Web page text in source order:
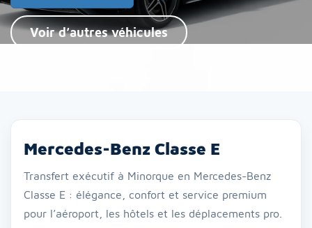
Voir d’autres véhicules
Mercedes-Benz Classe E
Transfert exécutif à Minorque en Mercedes-Benz
Classe E : élégance, confort et service premium
pour l’aéroport, les hôtels et les déplacements pro.